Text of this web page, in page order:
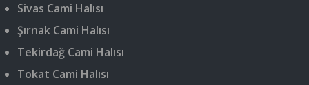
Sivas Cami Halısı
Şırnak Cami Halısı
Tekirdağ Cami Halısı
Tokat Cami Halısı